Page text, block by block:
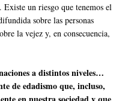
un riesgo que tenemos el
sobre las personas
la vejez y, en consecuencia,
a distintos niveles…
de edadismo que, incluso,